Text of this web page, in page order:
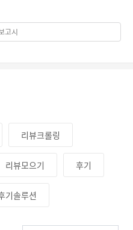
고시
리뷰크롤링
리뷰모으기 후기
기솔루션